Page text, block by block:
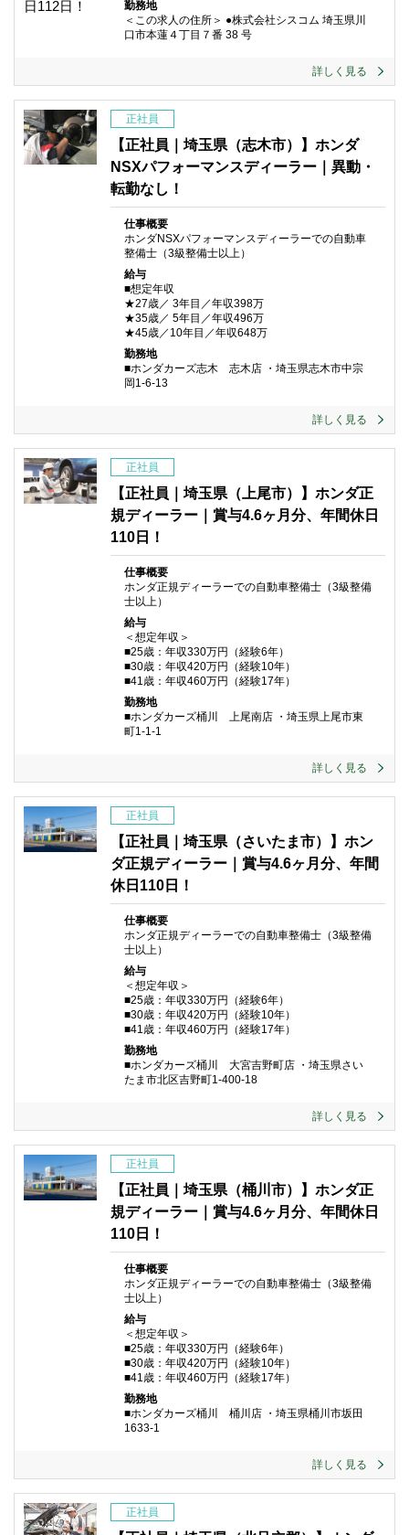
勤務地
＜この求人の住所＞ ●株式会社シスコム 埼玉県川
口市本蓮４丁目７番 38 号
詳しく見る
正社員
【正社員｜埼玉県（志木市）】ホンダ
NSXパフォーマンスディーラー｜異動・
転勤なし！
仕事概要
ホンダNSXパフォーマンスディーラーでの自動車
整備士（3級整備士以上）
給与
■想定年収
★27歳／ 3年目／年収398万
★35歳／ 5年目／年収496万
★45歳／10年目／年収648万
勤務地
■ホンダカーズ志木 志木店 ・埼玉県志木市中宗
岡1-6-13
詳しく見る
正社員
【正社員｜埼玉県（上尾市）】ホンダ正
規ディーラー｜賞与4.6ヶ月分、年間休日
110日！
仕事概要
ホンダ正規ディーラーでの自動車整備士（3級整備
士以上）
給与
＜想定年収＞
■25歳：年収330万円（経験6年）
■30歳：年収420万円（経験10年）
■41歳：年収460万円（経験17年）
勤務地
■ホンダカーズ桶川 上尾南店 ・埼玉県上尾市東
町1-1-1
詳しく見る
正社員
【正社員｜埼玉県（さいたま市）】ホン
ダ正規ディーラー｜賞与4.6ヶ月分、年間
休日110日！
仕事概要
ホンダ正規ディーラーでの自動車整備士（3級整備
士以上）
給与
＜想定年収＞
■25歳：年収330万円（経験6年）
■30歳：年収420万円（経験10年）
■41歳：年収460万円（経験17年）
勤務地
■ホンダカーズ桶川 大宮吉野町店 ・埼玉県さい
たま市北区吉野町1-400-18
詳しく見る
正社員
【正社員｜埼玉県（桶川市）】ホンダ正
規ディーラー｜賞与4.6ヶ月分、年間休日
110日！
仕事概要
ホンダ正規ディーラーでの自動車整備士（3級整備
士以上）
給与
＜想定年収＞
■25歳：年収330万円（経験6年）
■30歳：年収420万円（経験10年）
■41歳：年収460万円（経験17年）
勤務地
■ホンダカーズ桶川 桶川店 ・埼玉県桶川市坂田
1633-1
詳しく見る
正社員